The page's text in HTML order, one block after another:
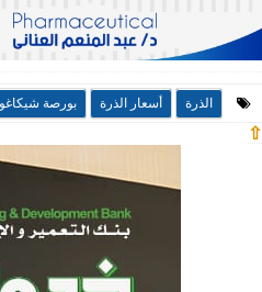
الذرة أسعار الذرة بورصة شيكاغو
⇧